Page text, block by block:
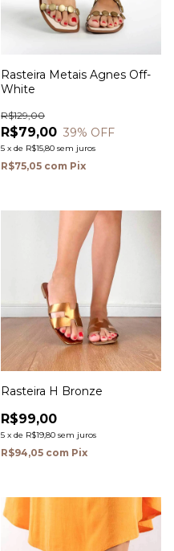
Rasteira Metais Agnes Off-
White
R$79,00
R$129,00
39% OFF
5 x de R$15,80 sem juros
R$75,05 com Pix
Rasteira H Bronze
R$99,00
5 x de R$19,80 sem juros
R$94,05 com Pix